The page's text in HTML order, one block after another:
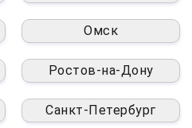
Омск
Ростов-на-Дону
Санкт-Петербург